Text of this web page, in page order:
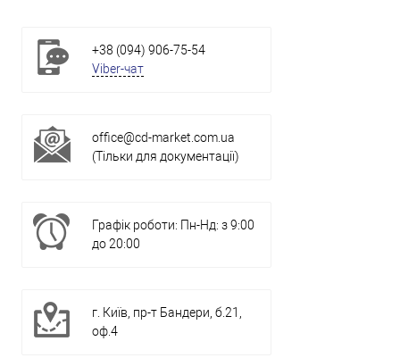
+38 (094) 906-75-54
Viber-чат
office@cd-market.com.ua
(Тільки для документації)
Графік роботи: Пн-Нд: з 9:00
до 20:00
г. Київ, пр-т Бандери, б.21,
оф.4